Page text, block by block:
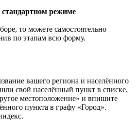
режиме
то можете самостоятельно
по этапам всю форму.
вашего региона и населённого
свой населённый пункт в списке,
местоположение» и впишите
пункта в графу «Город».